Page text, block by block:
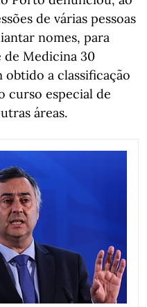
de várias pessoas
nomes, para
de Medicina 30
a classificação
curso especial de
áreas.